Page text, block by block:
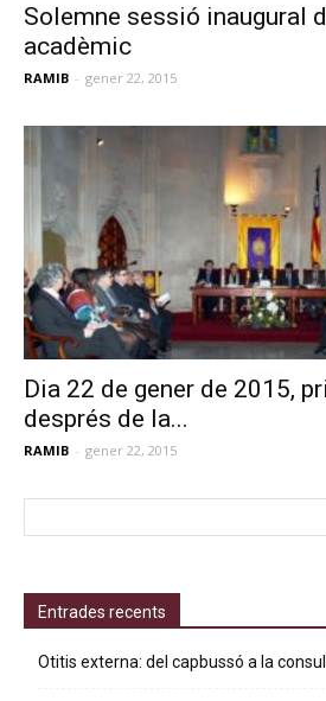
Solemne sessió inaugural
acadèmic
RAMIB - gener 22, 2015
Dia 22 de gener de 2015,
després de la...
RAMIB - gener 22, 2015
Entrades recents
Otitis externa: del capbussó a la